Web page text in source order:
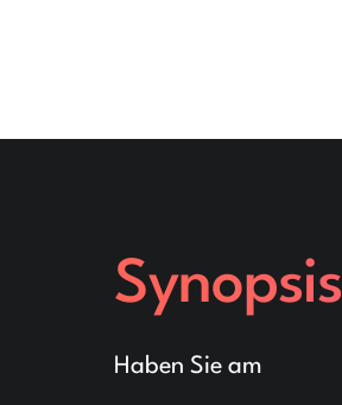
Synopsis
Haben Sie am